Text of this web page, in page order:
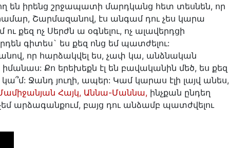
են իրենց շրջապատի մարդկանց հետ տեսնեն, որ
Շարմազանով, էս անգամ դու չես կարա
քեզ ոչ Սերժն ա օգնելու, ոչ ալավերդցի
գիտես` ես քեզ ոնց եմ պատժելու:
որ հարձակվել ես, չափ կա, անձնական
Քո երեխեքն էլ են բավականին մեծ, ես քեզ
Ջանդ յուղի, ապեր: Կամ կարաս էլի լայվ անես,
Հայկ, Աննա-Մաննա, ինչքան ընդեղ
արձագանքում, բայց դու անձամբ պատժվելու